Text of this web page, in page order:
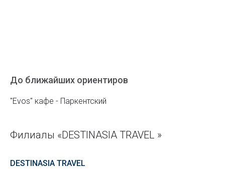
До ближайших ориентиров
"Evos" кафе - Паркентский
Филиалы «DESTINASIA TRAVEL »
DESTINASIA TRAVEL